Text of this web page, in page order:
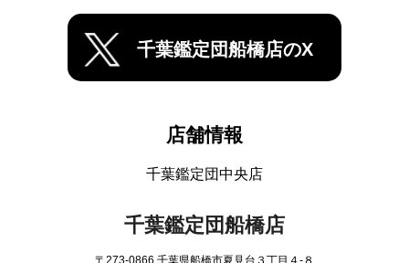
千葉鑑定団船橋店のX
店舗情報
千葉鑑定団中央店
千葉鑑定団船橋店